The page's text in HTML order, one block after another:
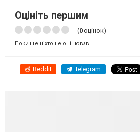
Оцініть першим
(0 оцінок)
Поки ще ніхто не оцінював
Reddit Telegram